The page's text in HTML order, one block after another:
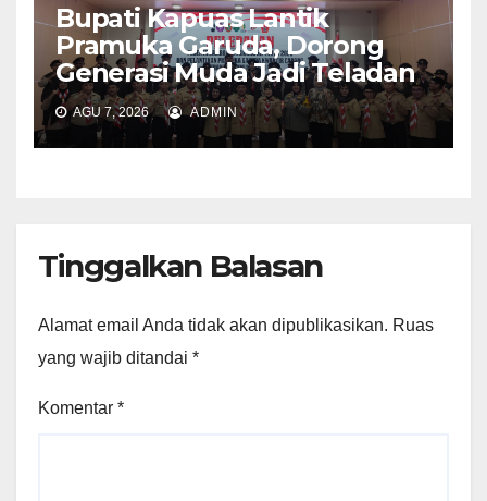
Bupati Kapuas Lantik
Pramuka Garuda, Dorong
Generasi Muda Jadi Teladan
AGU 7, 2026 ADMIN
Tinggalkan Balasan
Alamat email Anda tidak akan dipublikasikan. Ruas
yang wajib ditandai *
Komentar *